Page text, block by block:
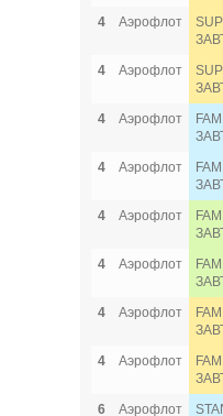
4
Аэрофлот
4
Аэрофлот
4
Аэрофлот
4
Аэрофлот
4
Аэрофлот
4
Аэрофлот
4
Аэрофлот
4
Аэрофлот
6
Аэрофлот